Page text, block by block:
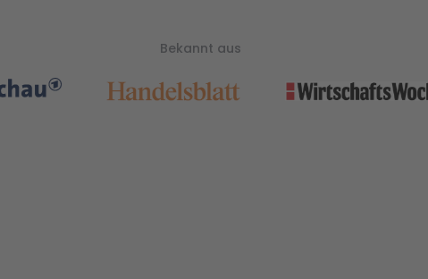
Bekannt aus